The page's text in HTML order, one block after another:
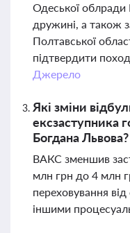
Одеської облради
дружині, а також
Полтавської
підтвердити
Джерело
Які зміни
ексзаступника
Богдана Львова?
ВАКС зменшив
млн грн до 4 млн
переховування
іншими